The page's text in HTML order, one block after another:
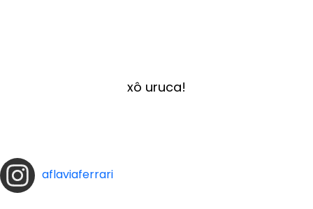
xô uruca!
aflaviaferrari